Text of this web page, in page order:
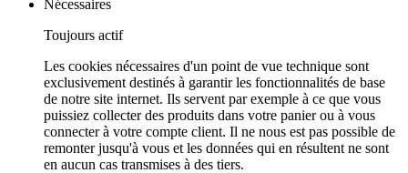
Nécessaires
Toujours actif
Les cookies nécessaires d'un point de vue technique sont
exclusivement destinés à garantir les fonctionnalités de base
de notre site internet. Ils servent par exemple à ce que vous
puissiez collecter des produits dans votre panier ou à vous
connecter à votre compte client. Il ne nous est pas possible de
remonter jusqu'à vous et les données qui en résultent ne sont
en aucun cas transmises à des tiers.